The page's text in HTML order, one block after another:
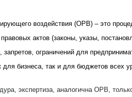
воздействия (ОРВ) – это
актов (законы, указы,
запретов, ограничений для
для бизнеса, так и для бюджетов всех
экспертиза, аналогична ОРВ,